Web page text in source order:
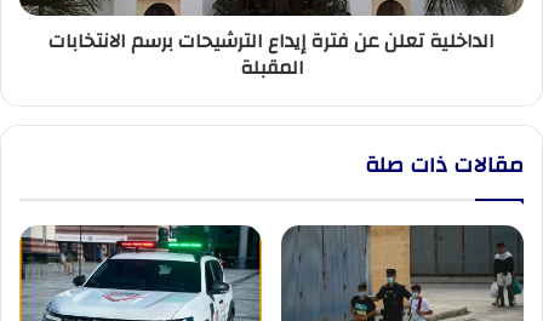
المقبلة
الداخلية تعلن عن فترة إيداع الترشيحات برسم الانتخابات
المقبلة
مقالات ذات صلة